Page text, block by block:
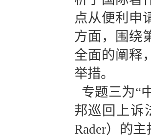
点从便利申
方面，围绕
全面的阐释
举措。
专题三为“
邦巡回上诉
Rader）的